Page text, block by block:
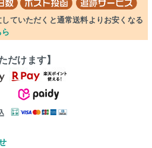
ていただくと通常送料よりお安くなる
だけます】